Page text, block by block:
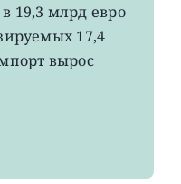
19,3 млрд евро
17,4
вырос